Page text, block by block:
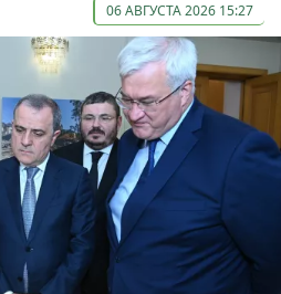
06 АВГУСТА 2026 15:27